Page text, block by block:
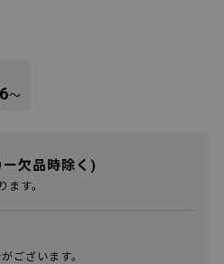
〜
欠品時除く)
ます。
ございます。